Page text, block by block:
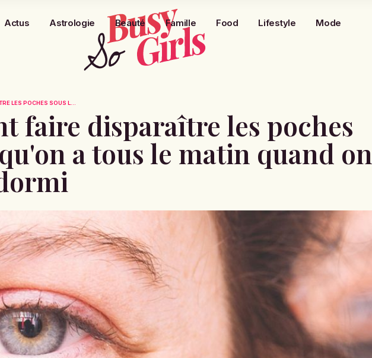
Actus Astrologie Beauté Famille Food Lifestyle Mode
LES POCHES SOUS L...
faire disparaître les poches
a tous le matin quand on